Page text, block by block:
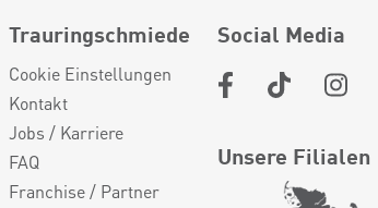
Trauringschmiede
Cookie Einstellungen
Kontakt
Jobs / Karriere
FAQ
Franchise / Partner
Social Media
Unsere Filialen